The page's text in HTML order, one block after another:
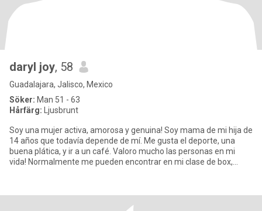
daryl joy, 58
Guadalajara, Jalisco, Mexico
Söker: Man 51 - 63
Hårfärg: Ljusbrunt
Soy una mujer activa, amorosa y genuina! Soy mama de mi hija de
14 años que todavía depende de mí. Me gusta el deporte, una
buena plática, y ir a un café. Valoro mucho las personas en mi
vida! Normalmente me pueden encontrar en mi clase de box,